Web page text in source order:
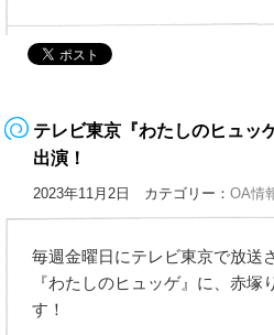
テレビ東京『わたしのヒュッ
出演！
2023年11月2日 カテゴリー：OA情
毎週金曜日にテレビ東京で放送
『わたしのヒュッゲ』に、赤塚
す！